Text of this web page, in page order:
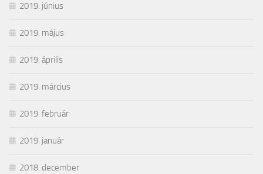
2019. június
2019. május
2019. április
2019. március
2019. február
2019. január
2018. december